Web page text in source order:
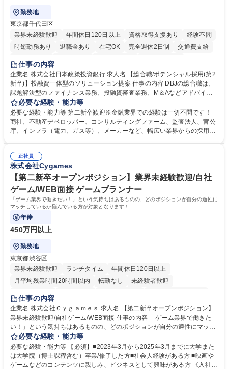
勤務地
東京都千代田区
業界未経験歓迎
年間休日120日以上 資格取得支援あり
経験不問
時短勤務あり
退職金あり 在宅OK 完全週休2日制
交通費支給
駅近5分以内
食事補助あり
託児所あり
仕事の内容
企業名 株式会社日本政策投資銀行 求人名 【総合職/ポテンシャル採用(第2
新卒)】投融資一体型のソリューション提案 仕事の内容 DBJの総合職は、
課題解決型のファイナンス業務、投融資審査業務、M＆Aなどアドバイザ
リー業務、地域戦略企画業務など、多様な業務に精通し、複数の専門性を
掛け合わせて広く社会に貢献していく職種です。 入社後は、横断的なロー
テーションを経て適性や専門性に応じたキャリアを形成していただきま
す。総合職として入社いただき、下記いずれかの部門でご活躍いただきま
ート・ナレッジ業務 ※それぞれの業務内容に関しては、別途その他労働条
件備考欄に記載 募集職種 【総合職/ポテンシャル採用(第2新卒)】投融資一
体型のソリューション提案
必要な経験・能力等
必要な経験・能力等 第二新卒歓迎※金融業界での経験は一切不問です！
商社、不動産デベロッパー、コンサルティングファーム、監査法人、官公
庁、インフラ（電力、ガス等）、メーカーなど、幅広い業界からの採用実
く高い志を併せもった人材を求めています。ポテンシャル採用（第2新
卒）では、金融業界での経験や知識を問いません。新たな時代を見据え
て、複雑化する社会課題の解決に向けて先鞭をつける役割を担いたい、と
いう気概をお持ちの方を心待ちにしています。 学歴・資格 学歴：大学院
大学 語学力： 資格：
正社員
株式会社Cygames
【第二新卒オープンポジション】業界未経験歓迎/自社
ゲーム/WEB面接 ゲームプランナー
「ゲーム業界で働きたい！」という気持ちはあるものの、どのポジションが自分の適性に
マッチしているか悩んでいる方が対象となります！
年俸
450万円以上
勤務地
東京都渋谷区
業界未経験歓迎
ランチタイム
年間休日120日以上
月平均残業時間20時間以内
転勤なし
未経験者歓迎
住宅手当あり
交通費支給
土日祝休み 服装自由 昼食補助あり
第二新卒歓迎
食事補助あり
仕事の内容
企業名 株式会社Ｃｙｇａｍｅｓ 求人名 【第二新卒オープンポジション】
業界未経験歓迎/自社ゲーム/WEB面接 仕事の内容 「ゲーム業界で働きた
い！」という気持ちはあるものの、どのポジションが自分の適性にマッチ
しているか悩んでいる方が対象となります！ 総合職（プランナー/データ
アナリストなど）、技術職（開発エンジニ ア/インフラエンジニアな
ど）、デザイン職（デザイナー/イラストレ ーターなど）等から、面接で
ご希望と適正にマッチしたポジションをご案内いたします。ゲームやエン
必要な経験・能力等
必要な経験・能力等 【必須】■2023年3月から2025年3月までに大学また
は大学院（博士課程含む）卒業/修了した方■社会人経験がある方 ■映画や
ゲームなどのコンテンツに親しみ、ビジネスとして興味がある方 《入社実